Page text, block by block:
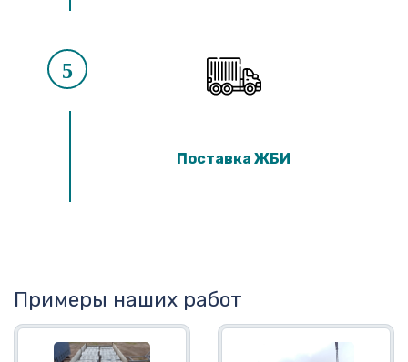
5
Поставка ЖБИ
Примеры наших работ